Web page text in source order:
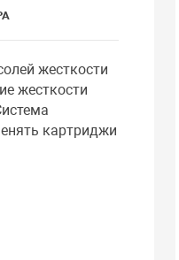
жесткости
жесткости
картриджи